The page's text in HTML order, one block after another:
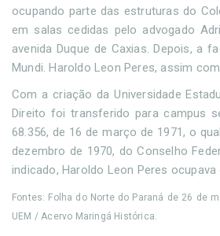
ocupando parte das estruturas do
em salas cedidas pelo advogado
avenida Duque de Caxias. Depois, a
Mundi. Haroldo Leon Peres, assim
Com a criação da Universidade
Direito foi transferido para campus
68.356, de 16 de março de 1971, o
dezembro de 1970, do Conselho
indicado, Haroldo Leon Peres
Fontes: Folha do Norte do Paraná de 26 de
UEM / Acervo Maringá Histórica.